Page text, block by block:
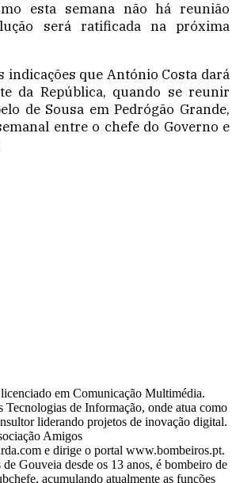
esta semana não há reunião
será ratificada na próxima
indicações que António Costa dará
da República, quando se reunir
de Sousa em Pedrógão Grande,
entre o chefe do Governo e
em Comunicação Multimédia.
Tecnologias de Informação, onde atua como
liderando projetos de inovação digital.
Amigos
e dirige o portal www.bombeiros.pt.
Gouveia desde os 13 anos, é bombeiro de
acumulando atualmente as funções